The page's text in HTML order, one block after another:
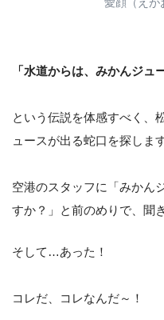
愛顔（えが
「水道からは、みかんジュ
という伝説を体感すべく、
ュースが出る蛇口を探します
空港のスタッフに「みかん
すか？」と前のめりで、聞
そして…あった！
コレだ、コレなんだ～！